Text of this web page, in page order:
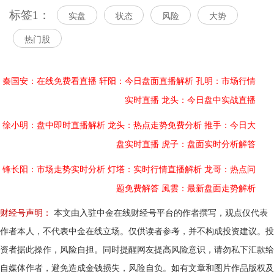
标签1： 实盘 状态 风险 大势
热门股
秦国安：在线免费看直播 轩阳：今日盘面直播解析 孔明：市场行情
实时直播 龙头：今日盘中实战直播
徐小明：盘中即时直播解析 龙头：热点走势免费分析 推手：今日大
盘实时直播 虎子：盘面实时分析解答
锋长阳：市场走势实时分析 灯塔：实时行情直播解析 龙哥：热点问
题免费解答 風雲：最新盘面走势解析
财经号声明：
本文由入驻中金在线财经号平台的作者撰写，观点仅代表
作者本人，不代表中金在线立场。仅供读者参考，并不构成投资建议。投
资者据此操作，风险自担。同时提醒网友提高风险意识，请勿私下汇款给
自媒体作者，避免造成金钱损失，风险自负。如有文章和图片作品版权及